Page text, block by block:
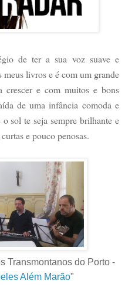
de ter a sua voz suave e
meus livros e é com um grande
crescer e com muitos e bons
de uma infância comoda e
sol te seja sempre brilhante e
e pouco penosas.
Transmontanos do Porto -
Além Marão"